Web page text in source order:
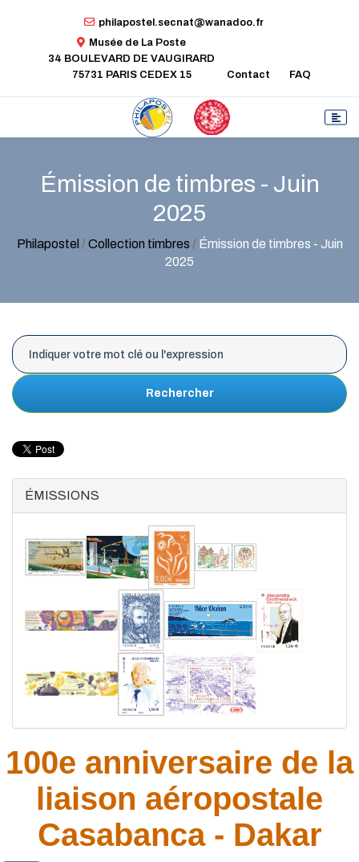
philapostel.secnat@wanadoo.fr
Musée de La Poste
34 BOULEVARD DE VAUGIRARD
75731 PARIS CEDEX 15
Contact FAQ
Émission de timbres - Juin
2025
Philapostel /Collection timbres / Émission de timbres - Juin
2025
Rechercher
ÉMISSIONS
100e anniversaire de la
liaison aéropostale
Casabanca - Dakar